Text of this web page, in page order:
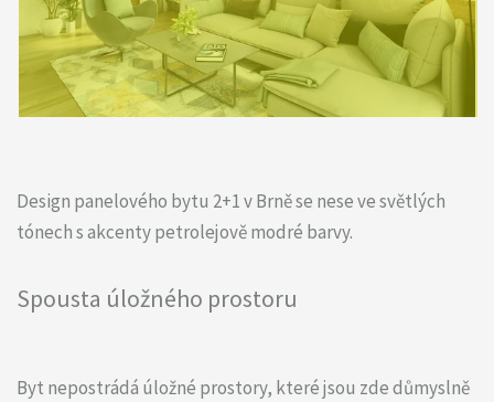
Design panelového bytu 2+1 v Brně se nese ve světlých
tónech s akcenty petrolejově modré barvy.
Spousta úložného prostoru
Byt nepostrádá úložné prostory, které jsou zde důmyslně